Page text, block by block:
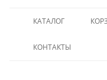
КАТАЛОГ
КОНТАКТЫ